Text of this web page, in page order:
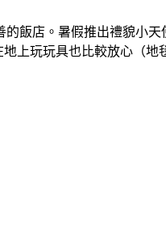
飯店。暑假推出禮貌小
上玩玩具也比較放心（地